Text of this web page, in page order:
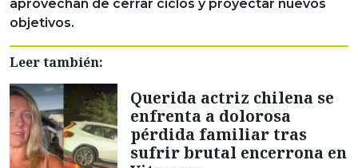
aprovechan de cerrar ciclos y proyectar nuevos
objetivos.
Leer también:
Querida actriz chilena se
enfrenta a dolorosa
pérdida familiar tras
sufrir brutal encerrona en